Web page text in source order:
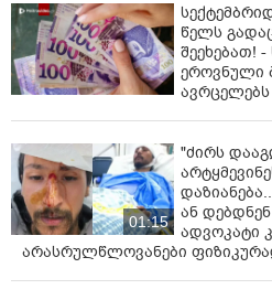
წელს
შეეხებათ!
ეროვნული
ავრცელებს
01:15
"ძირს
ან
ადვოკატი
არასრულწლოვანები